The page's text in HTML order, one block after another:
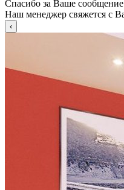
Спасибо за Ваше
Наш менеджер свяжется с